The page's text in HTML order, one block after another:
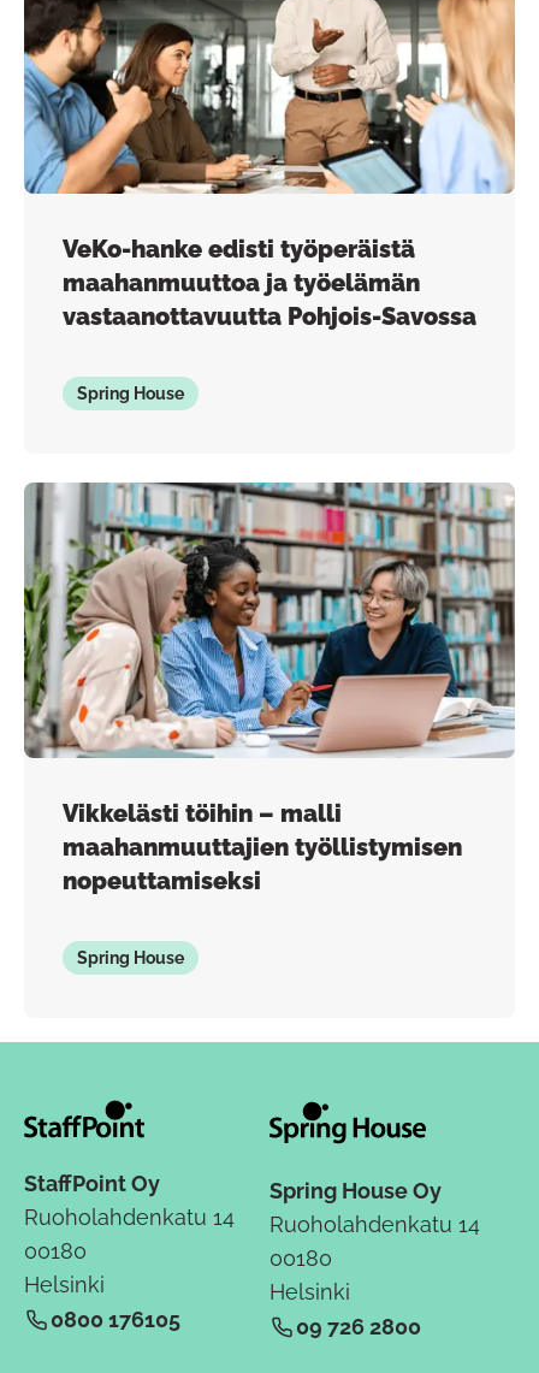
VeKo-hanke edisti työperäistä
maahanmuuttoa ja työelämän
vastaanottavuutta Pohjois-Savossa
Spring House
Vikkelästi töihin – malli
maahanmuuttajien työllistymisen
nopeuttamiseksi
Spring House
StaffPoint Oy
Ruoholahdenkatu 14
00180
Helsinki
0800 176105
Spring House Oy
Ruoholahdenkatu 14
00180
Helsinki
09 726 2800